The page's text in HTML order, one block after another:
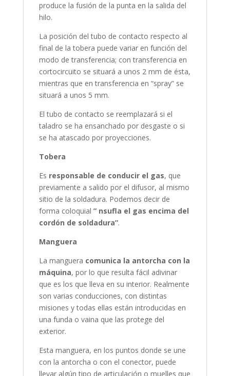
produce la fusión de la punta en la salida del
hilo.
La posición del tubo de contacto respecto al
final de la tobera puede variar en función del
modo de transferencia; con transferencia en
cortocircuito se situará a unos 2 mm de ésta,
mientras que en transferencia en “spray” se
situará a unos 5 mm.
El tubo de contacto se reemplazará si el
taladro se ha ensanchado por desgaste o si
se ha atascado por proyecciones.
Tobera
Es responsable de conducir el gas, que
previamente a salido por el difusor, al mismo
sitio de la soldadura. Podemos decir de
forma coloquial ” nsufla el gas encima del
cordón de soldadura”.
Manguera
La manguera comunica la antorcha con la
máquina, por lo que resulta fácil adivinar
que es los que lleva en su interior. Realmente
son varias conducciones, con distintas
misiones y todas ellas están introducidas en
una funda o vaina que las protege del
exterior.
Esta manguera, en los puntos donde se une
con la antorcha o con el conector, puede
llevar algún tipo de articulación o muelles que